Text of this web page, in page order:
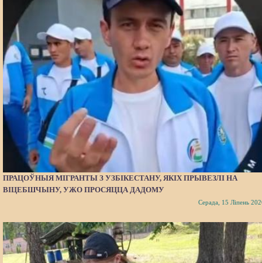
ПРАЦОЎНЫЯ МІГРАНТЫ З УЗБІКЕСТАНУ, ЯКІХ ПРЫВЕЗЛІ НА
ВІЦЕБШЧЫНУ, УЖО ПРОСЯЦЦА ДАДОМУ
Серада, 15 Ліпень